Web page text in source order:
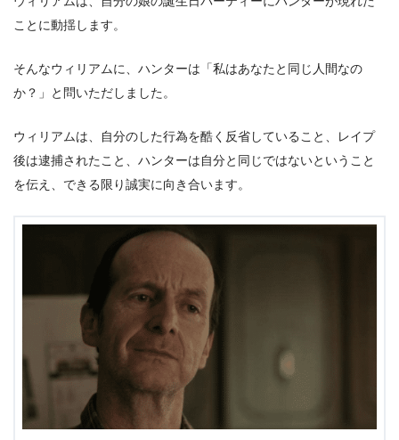
ことに動揺します。
そんなウィリアムに、ハンターは「私はあなたと同じ人間なの
か？」と問いただしました。
ウィリアムは、自分のした行為を酷く反省していること、レイプ
後は逮捕されたこと、ハンターは自分と同じではないということ
を伝え、できる限り誠実に向き合います。